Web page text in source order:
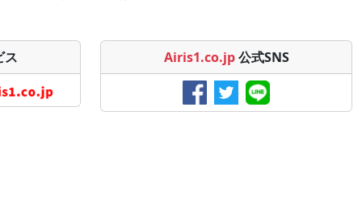
ス Airis1.co.jp 公式SNS